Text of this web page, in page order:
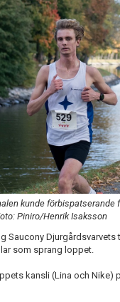
kunde förbispatserande
Piniro/Henrik Isaksson
Saucony Djurgårdsvarvets
som sprang loppet.
kansli (Lina och Nike)